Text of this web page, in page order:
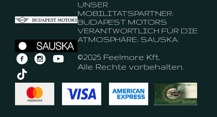
UNSER
MOBILITÄTSPARTNER:
BUDAPEST MOTORS
VERANTWORTLICH FÜR DIE
ATMOSPHÄRE: SAUSKA.
©2025 Feelmore Kft.
Alle Rechte vorbehalten.